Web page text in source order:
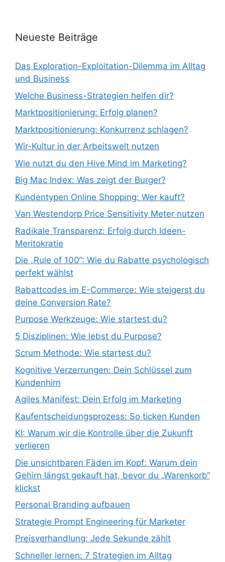
Neueste Beiträge
Das Exploration-Exploitation-Dilemma im Alltag
und Business
Welche Business-Strategien helfen dir?
Marktpositionierung: Erfolg planen?
Marktpositionierung: Konkurrenz schlagen?
Wir-Kultur in der Arbeitswelt nutzen
Wie nutzt du den Hive Mind im Marketing?
Big Mac Index: Was zeigt der Burger?
Kundentypen Online Shopping: Wer kauft?
Van Westendorp Price Sensitivity Meter nutzen
Radikale Transparenz: Erfolg durch Ideen-
Meritokratie
Die „Rule of 100“: Wie du Rabatte psychologisch
perfekt wählst
Rabattcodes im E-Commerce: Wie steigerst du
deine Conversion Rate?
Purpose Werkzeuge: Wie startest du?
5 Disziplinen: Wie lebst du Purpose?
Scrum Methode: Wie startest du?
Kognitive Verzerrungen: Dein Schlüssel zum
Kundenhirn
Agiles Manifest: Dein Erfolg im Marketing
Kaufentscheidungsprozess: So ticken Kunden
KI: Warum wir die Kontrolle über die Zukunft
verlieren
Die unsichtbaren Fäden im Kopf: Warum dein
Gehirn längst gekauft hat, bevor du „Warenkorb“
klickst
Personal Branding aufbauen
Strategie Prompt Engineering für Marketer
Preisverhandlung: Jede Sekunde zählt
Schneller lernen: 7 Strategien im Alltag